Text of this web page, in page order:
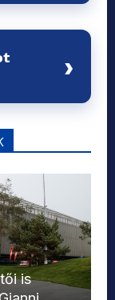
›
is